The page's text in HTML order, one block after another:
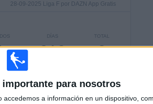
para nosotros
accedemos a información en un dispositivo,
28-09-2025 Liga F por DAZN App Gratis
TOTAL
8
DÍAS
312